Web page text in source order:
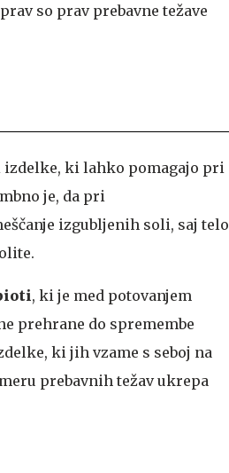
so prav prebavne težave
ki lahko pomagajo pri
je, da pri
izgubljenih soli, saj telo
, ki je med potovanjem
prehrane do spremembe
ki jih vzame s seboj na
prebavnih težav ukrepa